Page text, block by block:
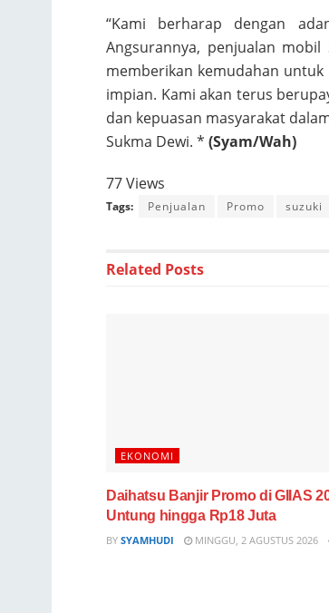
“Kami berharap dengan
Angsurannya, penjualan
memberikan kemudahan untuk
impian. Kami akan terus
dan kepuasan masyarakat
Sukma Dewi. * (Syam/Wah)
77 Views
Tags: Penjualan Promo suzuki
Related Posts
EKONOMI
Daihatsu Banjir Promo di GIIAS
Untung hingga Rp18 Juta
BY SYAMHUDI MINGGU, 2 AGUSTUS 2026